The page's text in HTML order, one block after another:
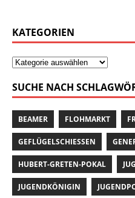
KATEGORIEN
SUCHE NACH
BEAMER FLOHMARKT
GEFLÜGELSCHIESSEN
HUBERT-GRETEN-POKAL
JUGENDKÖNIGIN